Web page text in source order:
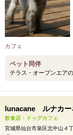
カフェ
ペット同伴
テラス・オープンエア
lunacane ルナカー
飲食店・ドッグカフェ
宮城県仙台市泉区北中山４